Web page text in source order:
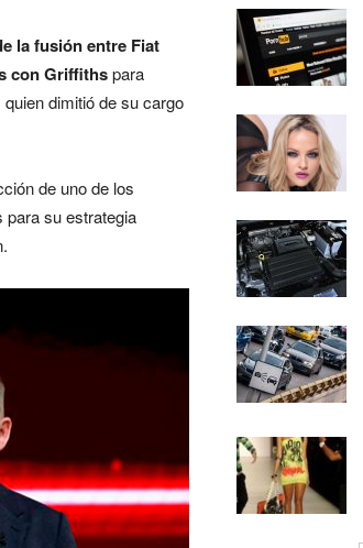
la fusión entre Fiat
con Griffithspara
dimitió de su cargo
de uno de los
para su estrategia